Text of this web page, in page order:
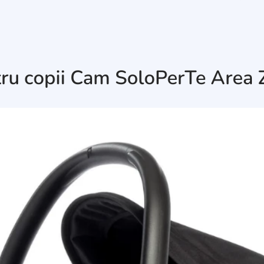
copii Cam SoloPerTe Area